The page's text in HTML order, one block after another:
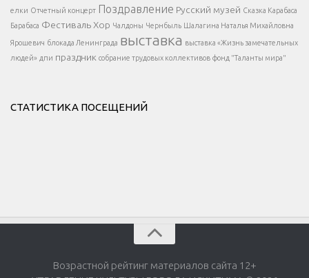
</div >
елки Отчетный концерт Поздравление Русский музей Сказка Карабаса
Барабаса Фестиваль Хор Чалдоны Чернбыль Шалагина Наталья Михайловна
Ярошевич блокада Ленинграда выставка выставка «Жизнь замечательных
людей» дпи праздник собрание трудовых коллективов фонд "Таланты мира"
СТАТИСТИКА ПОСЕЩЕНИЙ
Возрастной рейтинг материалов сайта 12+